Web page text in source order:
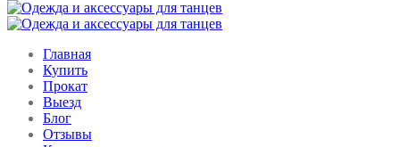
Главная
Купить
Прокат
Выезд
Блог
Отзывы